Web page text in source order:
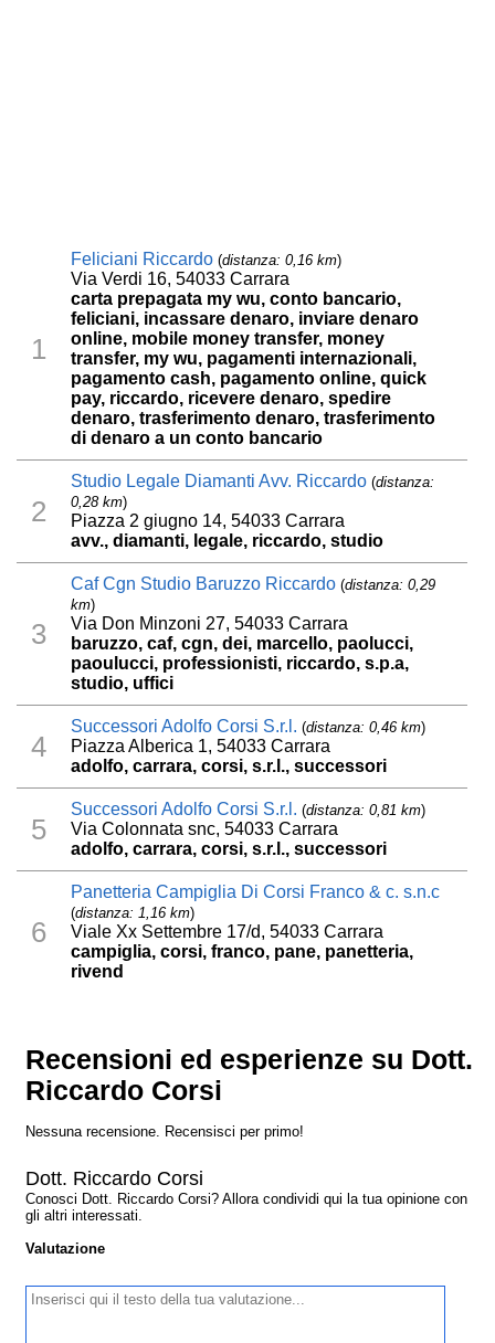
1
Feliciani Riccardo (distanza: 0,16 km)
Via Verdi 16, 54033 Carrara
carta prepagata my wu, conto bancario,
feliciani, incassare denaro, inviare denaro
online, mobile money transfer, money
transfer, my wu, pagamenti internazionali,
pagamento cash, pagamento online, quick
pay, riccardo, ricevere denaro, spedire
denaro, trasferimento denaro, trasferimento
di denaro a un conto bancario
2
Studio Legale Diamanti Avv. Riccardo (distanza:
0,28 km)
Piazza 2 giugno 14, 54033 Carrara
avv., diamanti, legale, riccardo, studio
3
Caf Cgn Studio Baruzzo Riccardo (distanza: 0,29
km)
Via Don Minzoni 27, 54033 Carrara
baruzzo, caf, cgn, dei, marcello, paolucci,
paoulucci, professionisti, riccardo, s.p.a,
studio, uffici
4
Successori Adolfo Corsi S.r.l. (distanza: 0,46 km)
Piazza Alberica 1, 54033 Carrara
adolfo, carrara, corsi, s.r.l., successori
5
Successori Adolfo Corsi S.r.l. (distanza: 0,81 km)
Via Colonnata snc, 54033 Carrara
adolfo, carrara, corsi, s.r.l., successori
6
Panetteria Campiglia Di Corsi Franco & c. s.n.c
(distanza: 1,16 km)
Viale Xx Settembre 17/d, 54033 Carrara
campiglia, corsi, franco, pane, panetteria,
rivend
Recensioni ed esperienze su Dott.
Riccardo Corsi
Nessuna recensione. Recensisci per primo!
Dott. Riccardo Corsi
Conosci Dott. Riccardo Corsi? Allora condividi qui la tua opinione con
gli altri interessati.
Valutazione